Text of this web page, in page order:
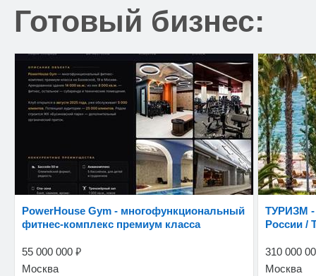
Готовый бизнес:
PowerHouse Gym - многофункциональный
фитнес-комплекс премиум класса
55 000 000 ₽
Москва
ТУРИЗМ - Туроператорская Компания по
России /
310 000
Москва